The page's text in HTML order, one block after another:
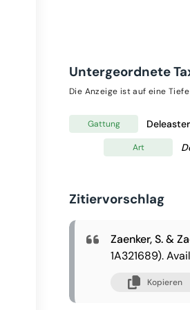
Untergeordnete
Die Anzeige ist auf eine
Gattung Deleaster
Art
Zitiervorschlag
Zaenker, S. &
1A321689).
Kopieren